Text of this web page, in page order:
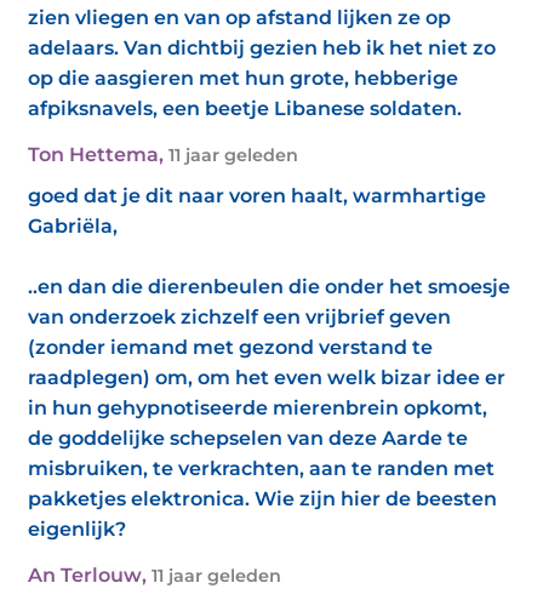
zien vliegen en van op afstand lijken ze op
adelaars. Van dichtbij gezien heb ik het niet zo
op die aasgieren met hun grote, hebberige
afpiksnavels, een beetje Libanese soldaten.
Ton Hettema, 11 jaar geleden
goed dat je dit naar voren haalt, warmhartige
Gabriëla,
..en dan die dierenbeulen die onder het smoesje
van onderzoek zichzelf een vrijbrief geven
(zonder iemand met gezond verstand te
raadplegen) om, om het even welk bizar idee er
in hun gehypnotiseerde mierenbrein opkomt,
de goddelijke schepselen van deze Aarde te
misbruiken, te verkrachten, aan te randen met
pakketjes elektronica. Wie zijn hier de beesten
eigenlijk?
An Terlouw, 11 jaar geleden